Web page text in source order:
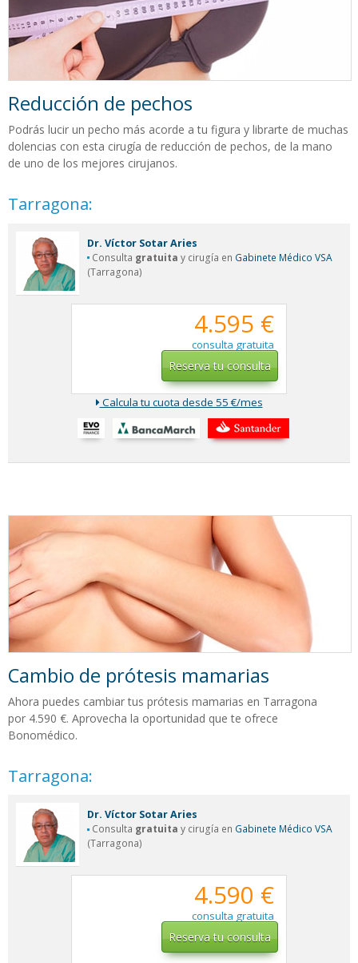
Reducción de pechos
Podrás lucir un pecho más acorde a tu figura y librarte de muchas
dolencias con esta cirugía de reducción de pechos, de la mano
de uno de los mejores cirujanos.
Tarragona:
Dr. Víctor Sotar Aries
Consulta gratuita y cirugía en Gabinete Médico VSA
(Tarragona)
4.595 €
consulta gratuita
Reserva tu consulta
Calcula tu cuota desde 55 €/mes
Cambio de prótesis mamarias
Ahora puedes cambiar tus prótesis mamarias en Tarragona
por 4.590 €. Aprovecha la oportunidad que te ofrece
Bonomédico.
Tarragona:
Dr. Víctor Sotar Aries
Consulta gratuita y cirugía en Gabinete Médico VSA
(Tarragona)
4.590 €
consulta gratuita
Reserva tu consulta